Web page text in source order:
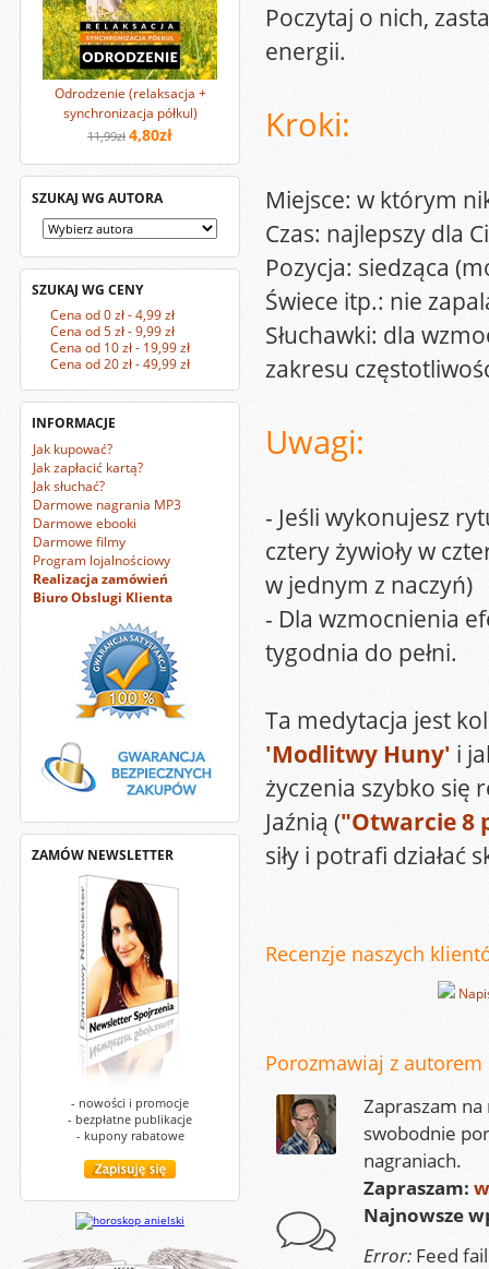
Odrodzenie (relaksacja +
synchronizacja półkul)
11,99zł 4,80zł
SZUKAJ WG AUTORA
SZUKAJ WG CENY
Cena od 0 zł - 4,99 zł
Cena od 5 zł - 9,99 zł
Cena od 10 zł - 19,99 zł
Cena od 20 zł - 49,99 zł
INFORMACJE
Jak kupować?
Jak zapłacić kartą?
Jak słuchać?
Darmowe nagrania MP3
Darmowe ebooki
Darmowe filmy
Program lojalnościowy
Realizacja zamówień
Biuro Obslugi Klienta
ZAMÓW NEWSLETTER
- nowości i promocje
- bezpłatne publikacje
- kupony rabatowe
Poczytaj o nich,
energii.
Kroki:
Miejsce: w którym
Czas: najlepszy dla
Pozycja: siedząca
Świece itp.: nie
Słuchawki: dla
zakresu
Uwagi:
- Jeśli wykonujesz
cztery żywioły w
w jednym z naczyń)
- Dla wzmocnienia
tygodnia do pełni.
Ta medytacja jest
'Modlitwy Huny' i
życzenia szybko się
Jaźnią ("Otwarcie 8
siły i potrafi działać
Recenzje naszych
Porozmawiaj z autorem
Zapraszam
swobodnie
nagraniach.
Zapraszam:
Najnowsze
Error: Feed